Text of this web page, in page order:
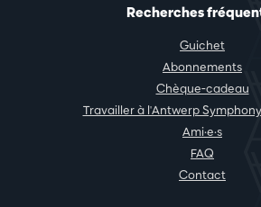
Recherches
Guichet
Abonnements
Chèque-cadeau
Travailler à l'Antwerp
Ami·e·s
FAQ
Contact